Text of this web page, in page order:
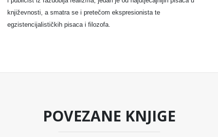
književnosti, a smatra se i pretečom ekspresionista te
egzistencijalističkih pisaca i filozofa.
POVEZANE KNJIGE